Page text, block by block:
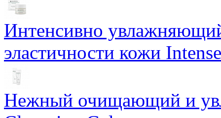
Интенсивно
эластичности кожи
Нежный очищающий и